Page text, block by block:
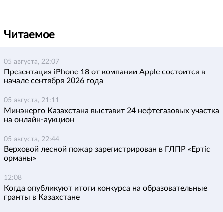
Читаемое
05 августа, 22:07
Презентация iPhone 18 от компании Apple состоится в
начале сентября 2026 года
05 августа, 21:11
Минэнерго Казахстана выставит 24 нефтегазовых участка
на онлайн-аукцион
05 августа, 22:44
Верховой лесной пожар зарегистрирован в ГЛПР «Ертіс
орманы»
12:08
Когда опубликуют итоги конкурса на образовательные
гранты в Казахстане